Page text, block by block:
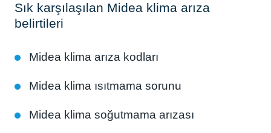
Sık karşılaşılan Midea klima arıza
belirtileri
Midea klima arıza kodları
Midea klima ısıtmama sorunu
Midea klima soğutmama arızası